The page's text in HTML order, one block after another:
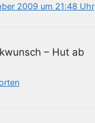
2009 um 21:48 Uhr
– Hut ab